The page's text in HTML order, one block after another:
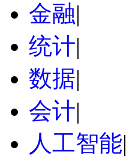
金融|
统计|
数据|
会计|
人工智能|